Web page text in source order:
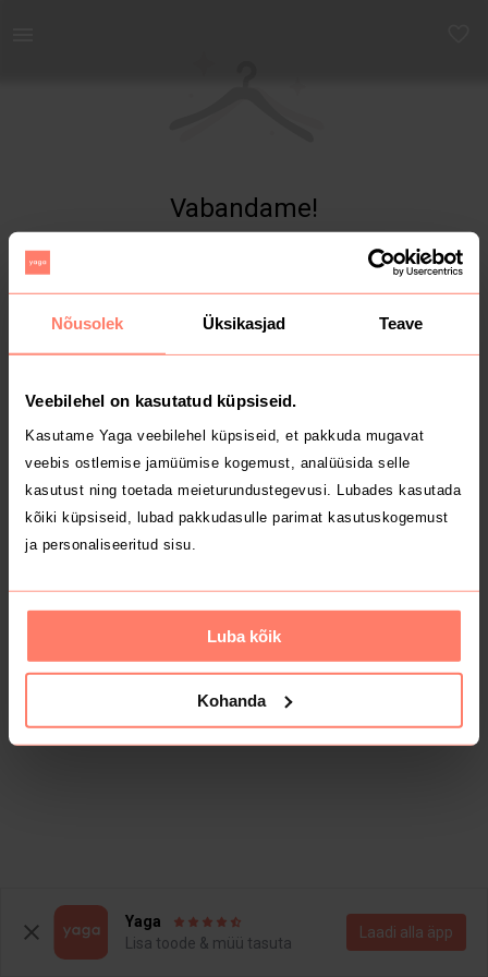
Nõusolek Üksikasjad Teave
Veebilehel on kasutatud küpsiseid.
Kasutame Yaga veebilehel küpsiseid, et pakkuda mugavat
veebis ostlemise jamüümise kogemust, analüüsida selle
kasutust ning toetada meieturundustegevusi. Lubades kasutada
kõiki küpsiseid, lubad pakkudasulle parimat kasutuskogemust
ja personaliseeritud sisu.
Luba kõik
Kohanda
Vabandame!
Yaga
Lisa toode & müü tasuta
Laadi alla äpp